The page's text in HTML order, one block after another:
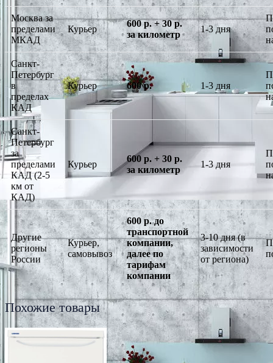
Москва за
пределами
МКАД
Курьер
600 р. + 30 р.
за километр
1-3 дня
Санкт-
Петербург
в
пределах
КАД
Курьер 600 р. 1-3 дня
Санкт-
Петербург
за
пределами
КАД (2-5
км от
КАД)
Курьер
600 р. + 30 р.
за километр
1-3 дня
Другие
регионы
России
Курьер,
самовывоз
600 р. до
транспортной
компании,
далее по
тарифам
компании
3-10 дня (в
зависимости
от региона)
Похожие товары